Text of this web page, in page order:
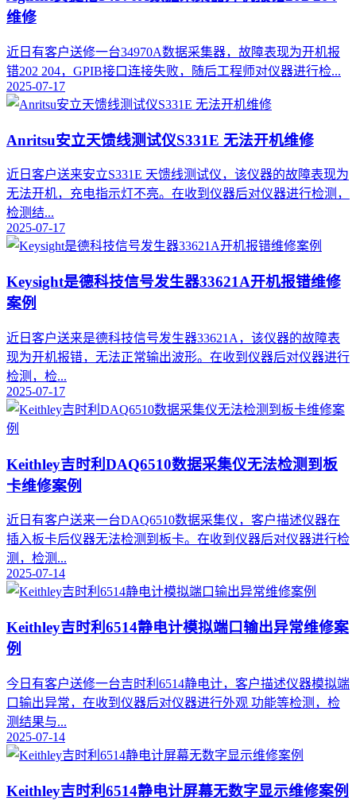
维修
近日有客户送修一台34970A数据采集器，故障表现为开机报
错202 204，GPIB接口连接失败，随后工程师对仪器进行检...
2025-07-17
Anritsu安立天馈线测试仪S331E 无法开机维修
近日客户送来安立S331E 天馈线测试仪，该仪器的故障表现为
无法开机，充电指示灯不亮。在收到仪器后对仪器进行检测，
检测结...
2025-07-17
Keysight是德科技信号发生器33621A开机报错维修
案例
近日客户送来是德科技信号发生器33621A，该仪器的故障表
现为开机报错，无法正常输出波形。在收到仪器后对仪器进行
检测，检...
2025-07-17
Keithley吉时利DAQ6510数据采集仪无法检测到板
卡维修案例
近日有客户送来一台DAQ6510数据采集仪，客户描述仪器在
插入板卡后仪器无法检测到板卡。在收到仪器后对仪器进行检
测，检测...
2025-07-14
Keithley吉时利6514静电计模拟端口输出异常维修案
例
今日有客户送修一台吉时利6514静电计，客户描述仪器模拟端
口输出异常，在收到仪器后对仪器进行外观 功能等检测，检
测结果与...
2025-07-14
Keithley吉时利6514静电计屏幕无数字显示维修案例